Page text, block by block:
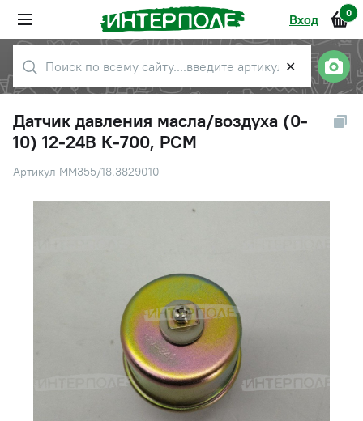
Вход 0
✕
Датчик давления масла/воздуха (0-
10) 12-24В К-700, РСМ
Артикул ММ355/18.3829010